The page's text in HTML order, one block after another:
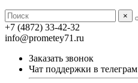
×
+7 (4872) 33-42-32
info@prometey71.ru
Заказать звонок
Чат поддержки в телеграм